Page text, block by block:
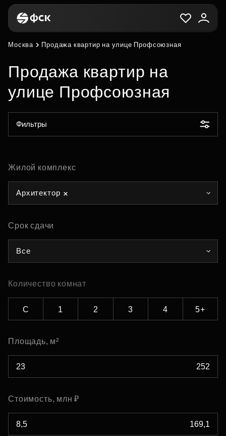
Москва Продажа квартир на улице Профсоюзная
Продажа квартир на
улице Профсоюзная
Фильтры
Жилой комплекс
Архитектор
Срок сдачи
Все
Количество комнат
С 1 2 3 4 5+
Площадь, м²
Стоимость, млн ₽